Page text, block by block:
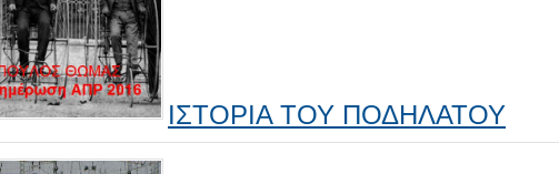
ΙΣΤΟΡΙΑ ΤΟΥ ΠΟΔΗΛΑΤΟΥ